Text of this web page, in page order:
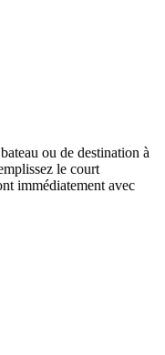
ou de destination à
le court
immédiatement avec